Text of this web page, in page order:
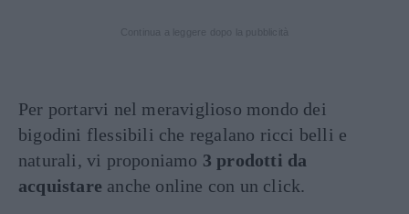
Per portarvi nel meraviglioso mondo dei
bigodini flessibili che regalano ricci belli e
naturali, vi proponiamo 3 prodotti da
acquistare anche online con un click.